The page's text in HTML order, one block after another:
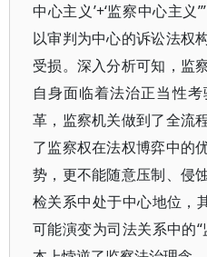
中心主义’+‘监察中心主义
以审判为中心的诉讼法权
受损。深入分析可知，监
自身面临着法治正当性
革，监察机关做到了全流
了监察权在法权博弈中的
势，更不能随意压制、侵
检关系中处于中心地位，
可能演变为司法关系中的